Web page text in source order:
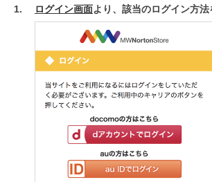
ログイン画面より、該当のログイン方法